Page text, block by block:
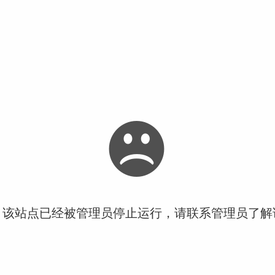
站点已经被管理员停止运行，请联系管理员了